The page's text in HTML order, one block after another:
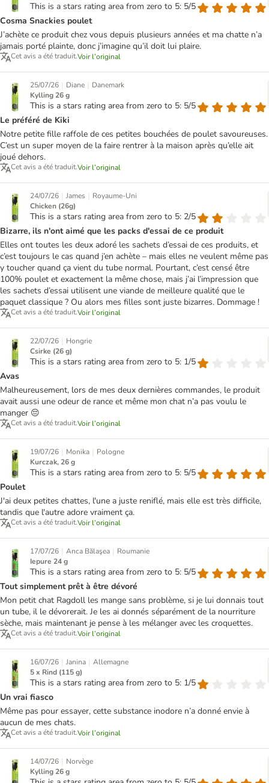
This is a stars rating area from zero to 5: 5/5
Cosma Snackies poulet
J’achète ce produit chez vous depuis plusieurs années et ma chatte n’a
jamais porté plainte, donc j’imagine qu’il doit lui plaire.
Cet avis a été traduit.Voir l’original
25/07/26 | Diane | Danemark
Kylling 26 g
This is a stars rating area from zero to 5: 5/5
Le préféré de Kiki
Notre petite fille raffole de ces petites bouchées de poulet savoureuses.
C’est un super moyen de la faire rentrer à la maison après qu’elle ait
joué dehors.
Cet avis a été traduit.Voir l’original
24/07/26 | James | Royaume-Uni
Chicken (26g)
This is a stars rating area from zero to 5: 2/5
Bizarre, ils n'ont aimé que les packs d'essai de ce produit
Elles ont toutes les deux adoré les sachets d’essai de ces produits, et
c’est toujours le cas quand j’en achète – mais elles ne veulent même pas
y toucher quand ça vient du tube normal. Pourtant, c’est censé être
100% poulet et exactement la même chose, mais j’ai l’impression que
les sachets d’essai utilisent une viande de meilleure qualité que le
paquet classique ? Ou alors mes filles sont juste bizarres. Dommage !
Cet avis a été traduit.Voir l’original
22/07/26 | Hongrie
Csirke (26 g)
This is a stars rating area from zero to 5: 1/5
Avas
Malheureusement, lors de mes deux dernières commandes, le produit
avait aussi une odeur de rance et même mon chat n’a pas voulu le
manger 😔
Cet avis a été traduit.Voir l’original
19/07/26 | Monika | Pologne
Kurczak, 26 g
This is a stars rating area from zero to 5: 5/5
Poulet
J'ai deux petites chattes, l'une a juste reniflé, mais elle est très difficile,
tandis que l'autre adore vraiment ça.
Cet avis a été traduit.Voir l’original
17/07/26 | Anca Bălaşea | Roumanie
Iepure 24 g
This is a stars rating area from zero to 5: 5/5
Tout simplement prêt à être dévoré
Mon petit chat Ragdoll les mange sans problème, si je lui donnais tout
un tube, il le dévorerait. Je les ai donnés séparément de la nourriture
sèche, mais maintenant je pense à les mélanger avec les croquettes.
Cet avis a été traduit.Voir l’original
16/07/26 | Janina | Allemagne
5 x Rind (115 g)
This is a stars rating area from zero to 5: 1/5
Un vrai fiasco
Même pas pour essayer, cette substance inodore n’a donné envie à
aucun de mes chats.
Cet avis a été traduit.Voir l’original
14/07/26 | Norvège
Kylling 26 g